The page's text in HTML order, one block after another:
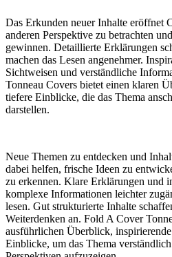
Das Erkunden neuer Inhalte eröffnet
anderen Perspektive zu betrachten
gewinnen. Detaillierte Erklärungen
machen das Lesen angenehmer.
Sichtweisen und verständliche
Tonneau Covers bietet einen klaren
tiefere Einblicke, die das Thema
darstellen.
Neue Themen zu entdecken und
dabei helfen, frische Ideen zu
zu erkennen. Klare Erklärungen und
komplexe Informationen leichter
lesen. Gut strukturierte Inhalte
Weiterdenken an. Fold A Cover
ausführlichen Überblick,
Einblicke, um das Thema